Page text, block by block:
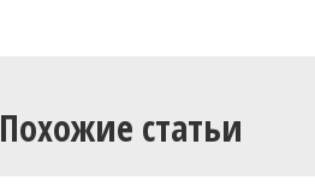
Похожие статьи